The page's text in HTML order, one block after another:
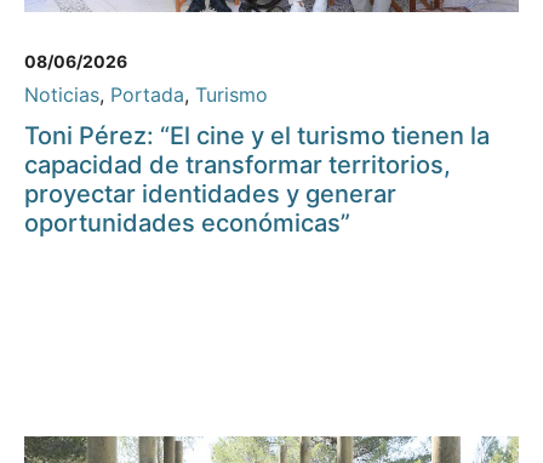
08/06/2026
Noticias, Portada, Turismo
Toni Pérez: “El cine y el turismo tienen la
capacidad de transformar territorios,
proyectar identidades y generar
oportunidades económicas”